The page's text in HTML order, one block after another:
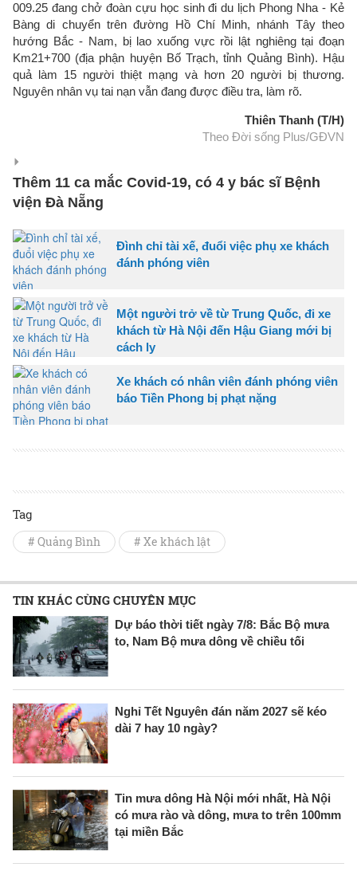
009.25 đang chở đoàn cựu học sinh đi du lịch Phong Nha - Kẻ
Bàng di chuyển trên đường Hồ Chí Minh, nhánh Tây theo
hướng Bắc - Nam, bị lao xuống vực rồi lật nghiêng tại đoạn
Km21+700 (địa phận huyện Bố Trạch, tỉnh Quảng Bình). Hậu
quả làm 15 người thiệt mạng và hơn 20 người bị thương.
Nguyên nhân vụ tai nạn vẫn đang được điều tra, làm rõ.
Thiên Thanh (T/H)
Theo Đời sống Plus/GĐVN
Thêm 11 ca mắc Covid-19, có 4 y bác sĩ Bệnh
viện Đà Nẵng
Đình chỉ tài xế, đuổi việc phụ xe khách
đánh phóng viên
Một người trở về từ Trung Quốc, đi xe
khách từ Hà Nội đến Hậu Giang mới bị
cách ly
Xe khách có nhân viên đánh phóng viên
báo Tiền Phong bị phạt nặng
Tag
# Quảng Bình # Xe khách lật
TIN KHÁC CÙNG CHUYÊN MỤC
Dự báo thời tiết ngày 7/8: Bắc Bộ mưa
to, Nam Bộ mưa dông về chiều tối
Nghỉ Tết Nguyên đán năm 2027 sẽ kéo
dài 7 hay 10 ngày?
Tin mưa dông Hà Nội mới nhất, Hà Nội
có mưa rào và dông, mưa to trên 100mm
tại miền Bắc